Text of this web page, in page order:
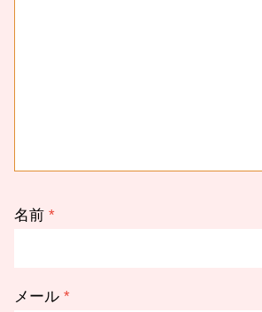
名前 *
メール *